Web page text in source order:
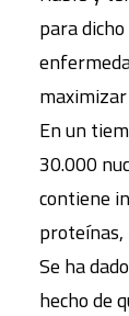
para
En un
30.000
contiene
proteínas,
Se ha
hecho de